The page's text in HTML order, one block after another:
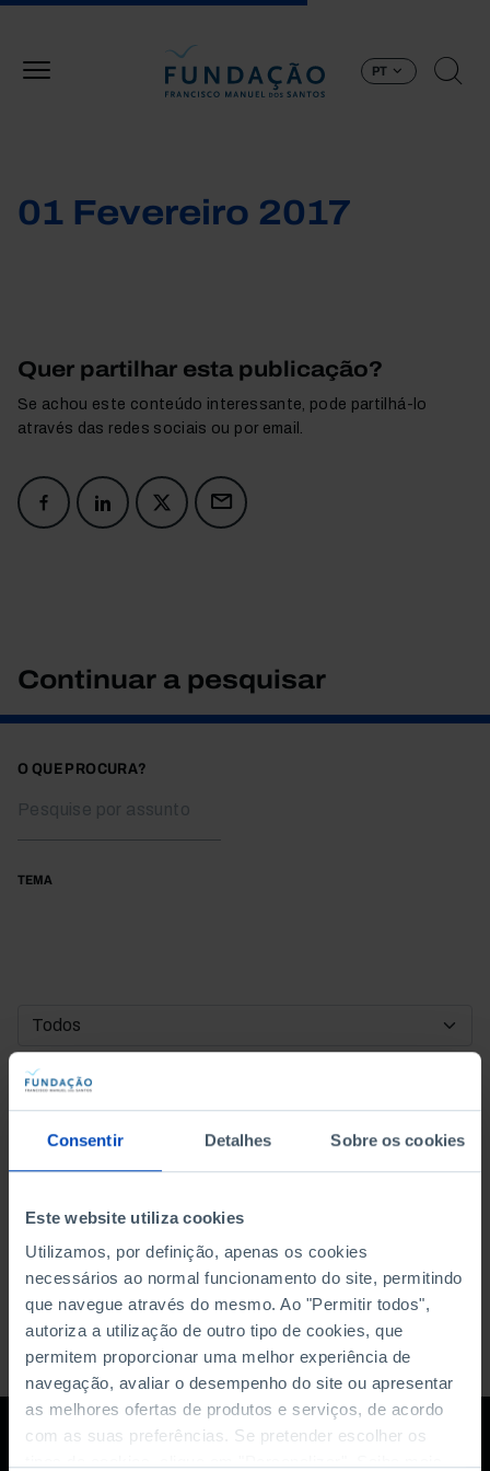
Consentir Detalhes Sobre os cookies
Este website utiliza cookies
Utilizamos, por definição, apenas os cookies
necessários ao normal funcionamento do site, permitindo
que navegue através do mesmo. Ao "Permitir todos",
autoriza a utilização de outro tipo de cookies, que
permitem proporcionar uma melhor experiência de
navegação, avaliar o desempenho do site ou apresentar
as melhores ofertas de produtos e serviços, de acordo
com as suas preferências. Se pretender escolher os
PT
01 Fevereiro 2017
Quer partilhar esta publicação?
Se achou este conteúdo interessante, pode partilhá-lo
através das redes sociais ou por email.
Continuar a pesquisar
O QUE PROCURA?
TEMA
DATA DE INÍCIO
DATA DE FIM